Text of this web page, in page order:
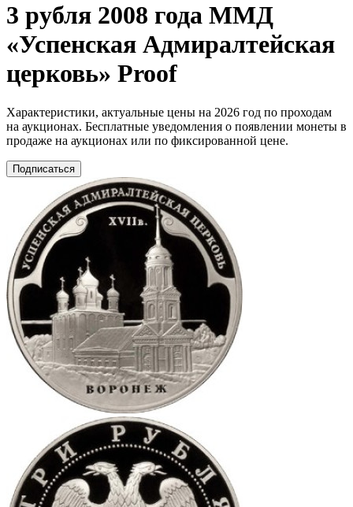
3 рубля 2008 года ММД
«Успенская Адмиралтейская
церковь» Proof
Характеристики, актуальные цены на 2026 год по проходам
на аукционах. Бесплатные уведомления о появлении монеты в
продаже на аукционах или по фиксированной цене.
Подписаться